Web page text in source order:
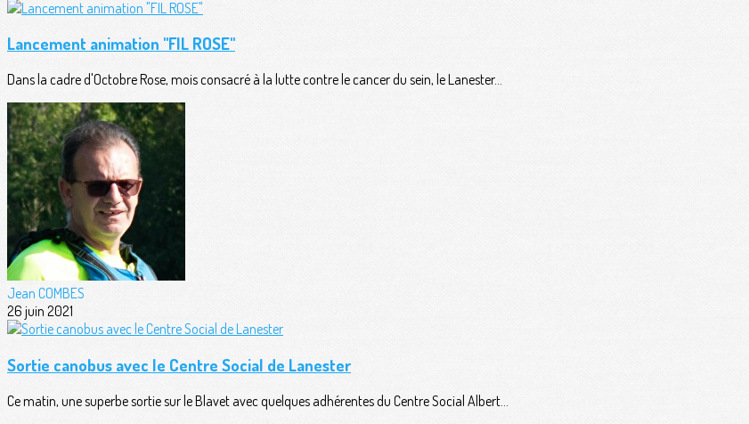
Lancement animation "FIL ROSE"
Dans la cadre d'Octobre Rose, mois consacré à la lutte contre le cancer du sein, le Lanester...
Jean COMBES
26 juin 2021
Sortie canobus avec le Centre Social de Lanester
Ce matin, une superbe sortie sur le Blavet avec quelques adhérentes du Centre Social Albert...